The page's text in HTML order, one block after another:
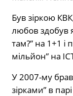
Був зіркою
любов здобув
там?” на 1+1
мільйон” на
У 2007-му брав
зірками” в